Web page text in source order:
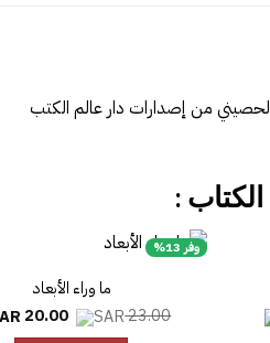
من إصدارات دار عالم الكتب
:
السعر
الحالي
وفر 13%
ما وراء الأبعاد
23.00
السعر
20.00